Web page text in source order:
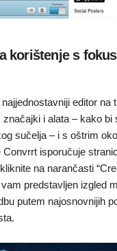
korištenje s
editor na
i alata – kako bi
sučelja – i s oštrim
isporučuje
na narančasti
predstavljen izgled
putem najosnovnijih